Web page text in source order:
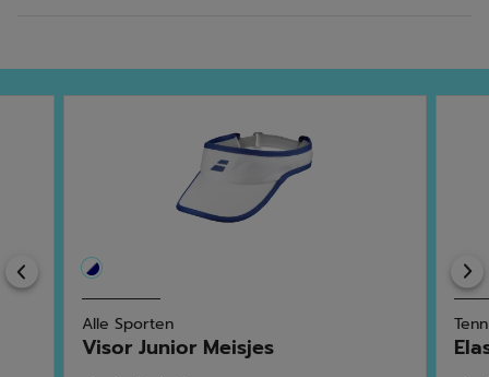
Previous
Alle Sporten
Visor Junior Meisjes